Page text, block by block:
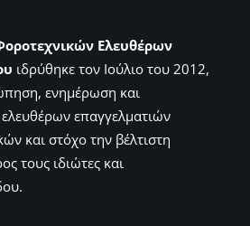
Ελευθέρων
ιδρύθηκε τον Ιούλιο του 2012,
ενημέρωση και
επαγγελματιών
και στόχο την βέλτιστη
τους ιδιώτες και